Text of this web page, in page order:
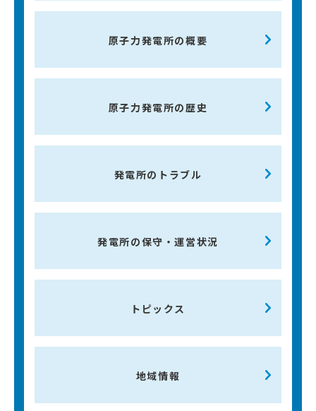
原子力発電所の概要
原子力発電所の歴史
発電所のトラブル
発電所の保守・運営状況
トピックス
地域情報